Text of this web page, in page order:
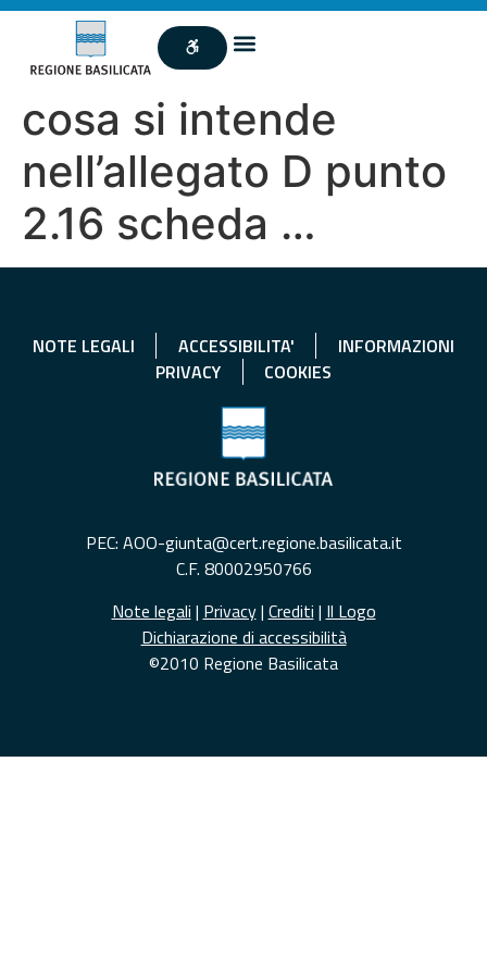
cosa si intende
nell’allegato D punto
2.16 scheda …
NOTE LEGALI ACCESSIBILITA'
INFORMAZIONI
PRIVACY
COOKIES
PEC: AOO-giunta@cert.regione.basilicata.it
C.F. 80002950766
Note legali | Privacy| Crediti | Il Logo
Dichiarazione di accessibilità
©2010 Regione Basilicata